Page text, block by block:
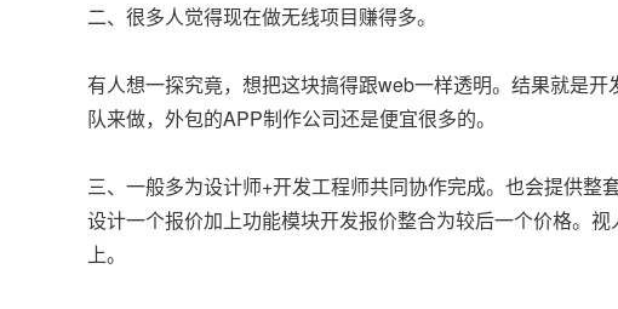
二、很多人觉得现在做无线项目赚得多。
有人想一探究竟，想把这块搞得跟web一样透明。结果就是
队来做，外包的APP制作公司还是便宜很多的。
三、一般多为设计师+开发工程师共同协作完成。也会提供
设计一个报价加上功能模块开发报价整合为较后一个价格。
上。